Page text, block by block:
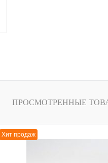
ПРОСМОТРЕННЫЕ
Хит продаж